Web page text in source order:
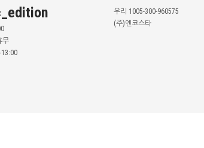
무
우리 1005-300-960575
(주)엔코스타